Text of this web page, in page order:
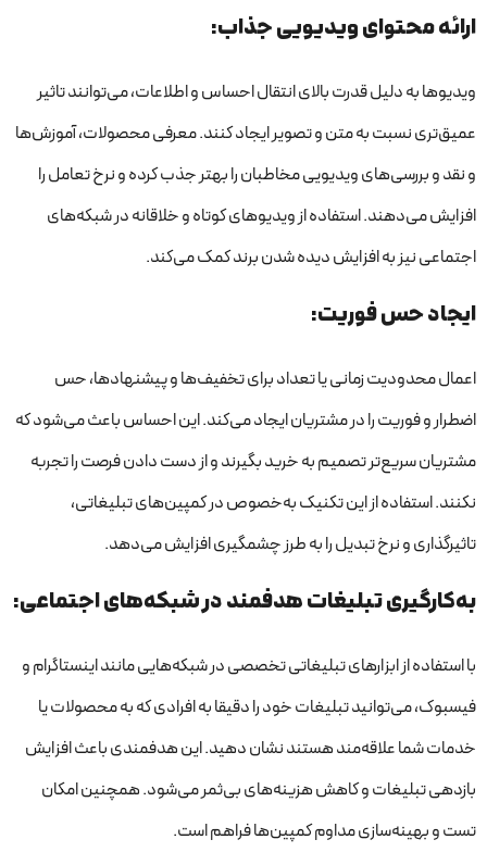
ارائه محتوای ویدیویی جذاب:
ویدیوها به دلیل قدرت بالای انتقال احساس و اطلاعات، می‌توانند تاثیر
عمیق‌تری نسبت به متن و تصویر ایجاد کنند. معرفی محصولات، آموزش‌ها
و نقد و بررسی‌های ویدیویی مخاطبان را بهتر جذب کرده و نرخ تعامل را
افزایش می‌دهند. استفاده از ویدیوهای کوتاه و خلاقانه در شبکه‌های
اجتماعی نیز به افزایش دیده شدن برند کمک می‌کند.
ایجاد حس فوریت:
اعمال محدودیت زمانی یا تعداد برای تخفیف‌ها و پیشنهادها، حس
اضطرار و فوریت را در مشتریان ایجاد می‌کند. این احساس باعث می‌شود که
مشتریان سریع‌تر تصمیم به خرید بگیرند و از دست دادن فرصت را تجربه
نکنند. استفاده از این تکنیک به‌خصوص در کمپین‌های تبلیغاتی،
تاثیرگذاری و نرخ تبدیل را به طرز چشمگیری افزایش می‌دهد.
به‌کارگیری تبلیغات هدفمند در شبکه‌های اجتماعی:
با استفاده از ابزارهای تبلیغاتی تخصصی در شبکه‌هایی مانند اینستاگرام و
فیسبوک، می‌توانید تبلیغات خود را دقیقا به افرادی که به محصولات یا
خدمات شما علاقه‌مند هستند نشان دهید. این هدفمندی باعث افزایش
بازدهی تبلیغات و کاهش هزینه‌های بی‌ثمر می‌شود. همچنین امکان
تست و بهینه‌سازی مداوم کمپین‌ها فراهم است.